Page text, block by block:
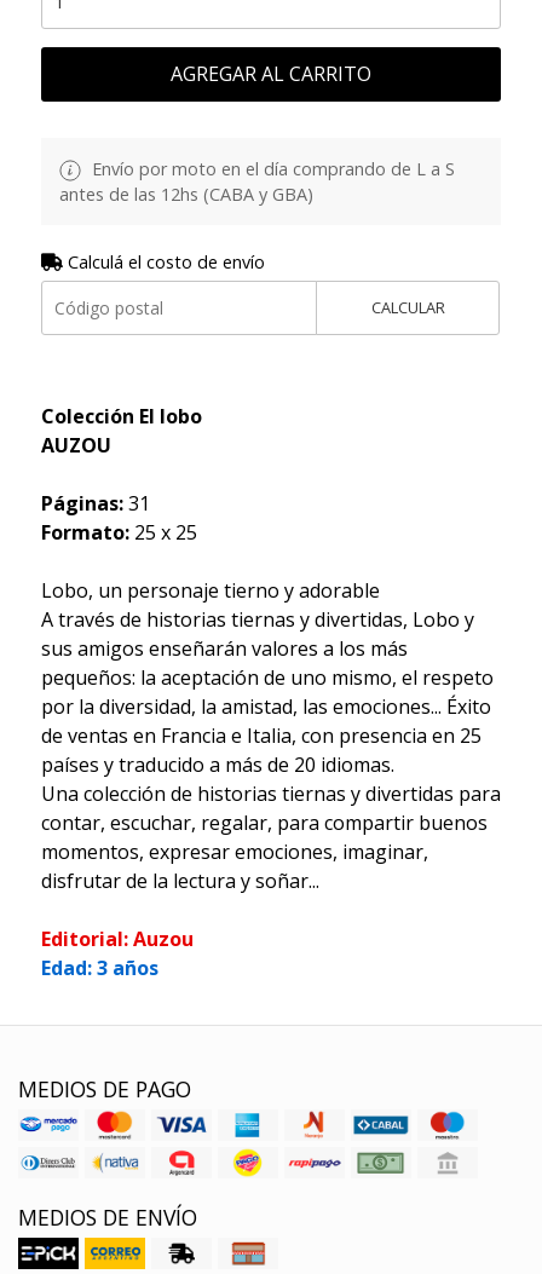
AGREGAR AL CARRITO
Envío por moto en el día comprando de L a S
antes de las 12hs (CABA y GBA)
Calculá el costo de envío
CALCULAR
Colección El lobo
AUZOU
Páginas:31
Formato:25 x 25
Lobo, un personaje tierno y adorable
A través de historias tiernas y divertidas, Lobo y
sus amigos enseñarán valores a los más
pequeños: la aceptación de uno mismo, el respeto
por la diversidad, la amistad, las emociones... Éxito
de ventas en Francia e Italia, con presencia en 25
países y traducido a más de 20 idiomas.
Una colección de historias tiernas y divertidas para
contar, escuchar, regalar, para compartir buenos
momentos, expresar emociones, imaginar,
disfrutar de la lectura y soñar...
Editorial: Auzou
Edad: 3 años
MEDIOS DE PAGO
MEDIOS DE ENVÍO